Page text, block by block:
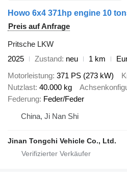
Howo 6x4 371hp engine 10
Preis auf Anfrage
Pritsche LKW
2025
Zustand neu 1 km
Motorleistung 371 PS (273 kW)
Nutzlast 40.000 kg
Federung Feder/Feder
China, Ji Nan Shi
Jinan Tongchi Vehicle Co., Ltd.